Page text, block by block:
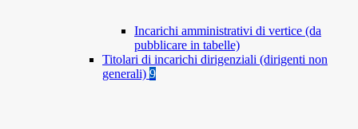
Incarichi amministrativi di vertice (da
pubblicare in tabelle)
Titolari di incarichi dirigenziali (dirigenti non
generali) 9